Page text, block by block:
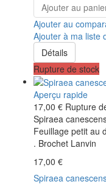
Ajouter au
Ajouter au
Ajouter à ma liste
Détails
Rupture de stock
Aperçu rapide
17,00 € Rupture
Spiraea
Feuillage petit au
. Brochet Lanvin
17,00 €
Spiraea